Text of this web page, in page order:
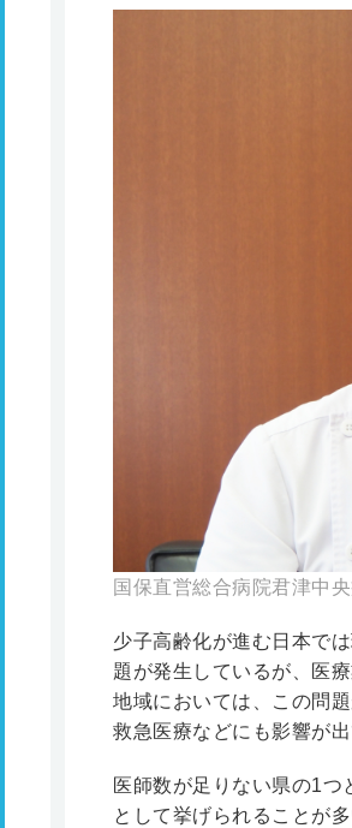
国保直営総合病院君津中
少子高齢化が進む日本で
題が発生しているが、医
地域においては、この問
救急医療などにも影響が出
医師数が足りない県の1
として挙げられることが